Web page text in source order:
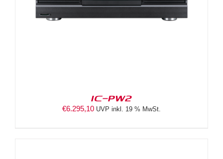
IC-PW2
€6.295,10 UVP inkl. 19 % MwSt.